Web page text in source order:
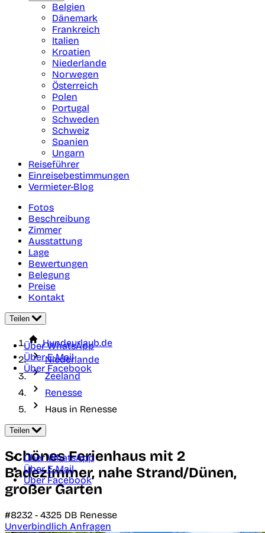
Belgien
Dänemark
Frankreich
Italien
Kroatien
Niederlande
Norwegen
Österreich
Polen
Portugal
Schweden
Schweiz
Spanien
Ungarn
Reiseführer
Einreisebestimmungen
Vermieter-Blog
Fotos
Beschreibung
Zimmer
Ausstattung
Lage
Bewertungen
Belegung
Preise
Kontakt
Teilen
Über WhatsApp
Über E-Mail
Über Facebook
Hundeurlaub.de
Niederlande
Zeeland
Renesse
Haus in Renesse
Teilen
Über WhatsApp
Über E-Mail
Über Facebook
Schönes Ferienhaus mit 2
Badezimmer, nahe Strand/Dünen,
großer Garten
#8232 - 4325 DB Renesse
Unverbindlich Anfragen